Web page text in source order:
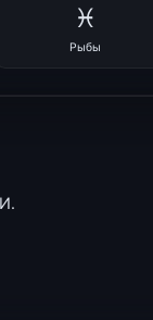
♓
Рыбы